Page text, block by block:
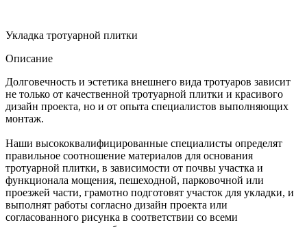
Укладка тротуарной плитки
Описание
Долговечность и эстетика внешнего вида тротуаров зависит
не только от качественной тротуарной плитки и красивого
дизайн проекта, но и от опыта специалистов выполняющих
монтаж.
Наши высококвалифицированные специалисты определят
правильное соотношение материалов для основания
тротуарной плитки, в зависимости от почвы участка и
функционала мощения, пешеходной, парковочной или
проезжей части, грамотно подготовят участок для укладки, и
выполнят работы согласно дизайн проекта или
согласованного рисунка в соответствии со всеми